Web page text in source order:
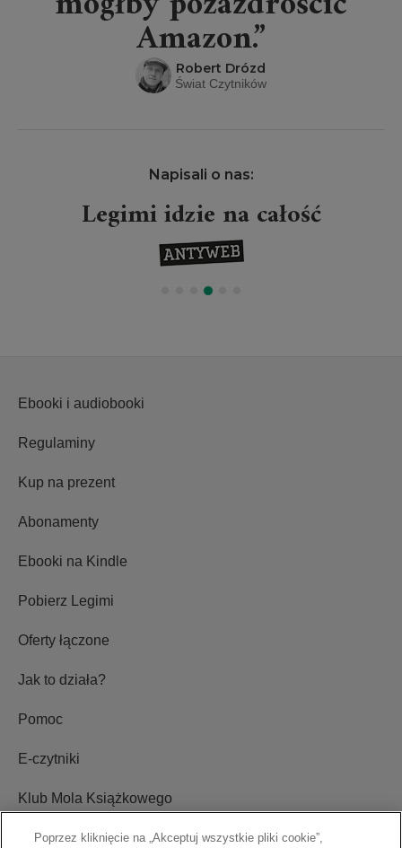
Amazon.”
Robert Drózd
Świat Czytników
Napisali o nas:
Legimi idzie na całość
Ebooki i audiobooki
Regulaminy
Kup na prezent
Abonamenty
Ebooki na Kindle
Pobierz Legimi
Oferty łączone
Jak to działa?
Pomoc
E-czytniki
Klub Mola Książkowego
Ustawienia plików cookie
Poprzez kliknięcie na „Akceptuj wszystkie pliki cookie”,